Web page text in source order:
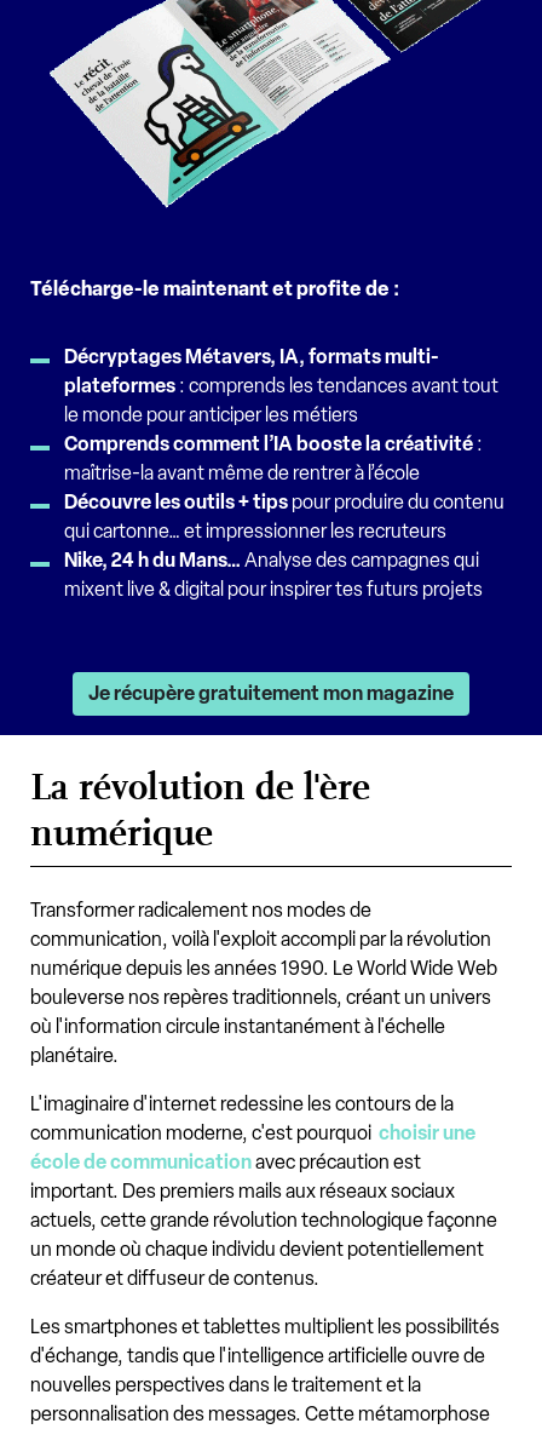
Télécharge-le maintenant et profite de :
Décryptages Métavers, IA, formats multi-
plateformes : comprends les tendances avant tout
le monde pour anticiper les métiers
Comprends comment l’IA booste la créativité :
maîtrise-la avant même de rentrer à l’école
Découvre les outils + tips pour produire du contenu
qui cartonne… et impressionner les recruteurs
Nike, 24 h du Mans… Analyse des campagnes qui
mixent live & digital pour inspirer tes futurs projets
Je récupère gratuitement mon magazine
La révolution de l'ère
numérique
Transformer radicalement nos modes de
communication, voilà l'exploit accompli par la révolution
numérique depuis les années 1990. Le World Wide Web
bouleverse nos repères traditionnels, créant un univers
où l'information circule instantanément à l'échelle
planétaire.
L'imaginaire d'internet redessine les contours de la
communication moderne, c'est pourquoi choisir une
école de communicationavec précaution est
important. Des premiers mails aux réseaux sociaux
actuels, cette grande révolution technologique façonne
un monde où chaque individu devient potentiellement
créateur et diffuseur de contenus.
Les smartphones et tablettes multiplient les possibilités
d'échange, tandis que l'intelligence artificielle ouvre de
nouvelles perspectives dans le traitement et la
personnalisation des messages. Cette métamorphose